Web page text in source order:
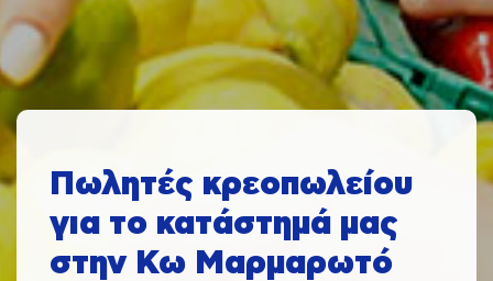
Πωλητές κρεοπωλείου
για το κατάστημά μας
στην Κω Μαρμαρωτό